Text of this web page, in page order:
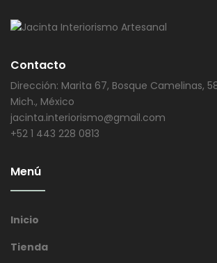
Contacto
Dirección: Marita 67, Bosque Camelinas,
Mich., México
jacinta.interiorismo@gmail.com
+52 1 443 228 0813
Menú
Inicio
Tienda